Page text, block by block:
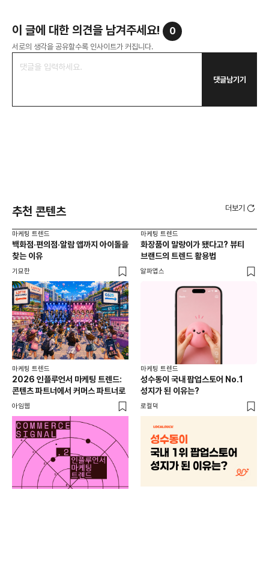
이 글에 대한 의견을 남겨주세요! 0
서로의 생각을 공유할수록 인사이트가 커집니다.
댓글남기기
추천 콘텐츠 더보기
마케팅 트렌드
백화점·편의점·알람 앱까지 아이돌을
찾는 이유
기묘한
마케팅 트렌드
화장품이 말랑이가 됐다고? 뷰티
브랜드의 트렌드 활용법
알파앱스
마케팅 트렌드
2026 인플루언서 마케팅 트렌드:
콘텐츠 파트너에서 커머스 파트너로
아임웹
마케팅 트렌드
성수동이 국내 팝업스토어 No.1
성지가 된 이유는?
로컬덕